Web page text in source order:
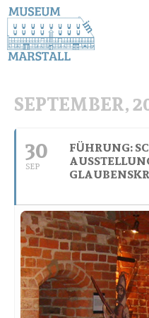
SEPTEMBER,
30
SEP
FÜHRUNG: